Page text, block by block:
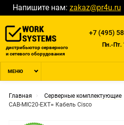
Напишите нам: zakaz@pr4u.ru
дистрибьютор серверного
и сетевого оборудования
+7 (495)
Пн.-Пт.
МЕНЮ
Главная Серверные комплектующие
CAB-MIC20-EXT= Кабель Cisco